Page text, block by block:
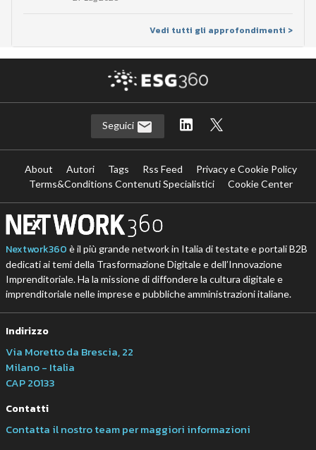
Vedi tutti gli approfondimenti >
Seguici
About Autori Tags Rss Feed
Privacy e Cookie Policy
Terms&Conditions Contenuti Specialistici
Cookie Center
Nextwork360 è il più grande network in Italia di testate e portali B2B
dedicati ai temi della Trasformazione Digitale e dell’Innovazione
Imprenditoriale. Ha la missione di diffondere la cultura digitale e
imprenditoriale nelle imprese e pubbliche amministrazioni italiane.
Indirizzo
Via Moretto da Brescia, 22
Milano - Italia
CAP 20133
Contatti
Contatta il nostro team per maggiori informazioni